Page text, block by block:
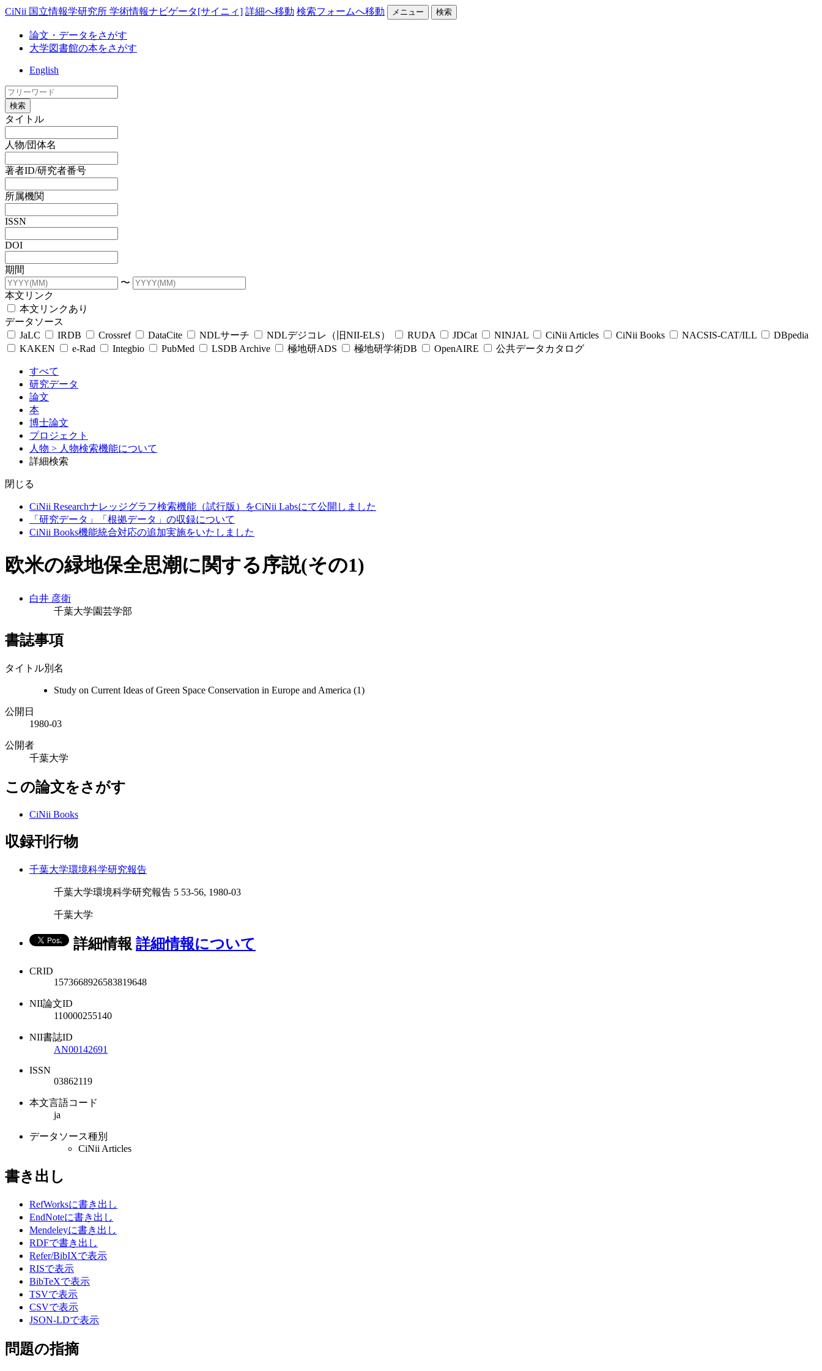
CiNii 国立情報学研究所 学術情報ナビゲータ[サイニィ] 詳細へ移動 検索フォームへ移動 メニュー 検索
論文・データをさがす
大学図書館の本をさがす
English
検索
タイトル
人物/団体名
著者ID/研究者番号
所属機関
ISSN
DOI
期間
〜
本文リンク
本文リンクあり
データソース
JaLC
IRDB Crossref DataCite NDLサーチ NDLデジコレ（旧NII-ELS） RUDA JDCat NINJAL CiNii Articles CiNii Books NACSIS-CAT/ILL
DBpedia
KAKEN
e-Rad Integbio PubMed LSDB Archive 極地研ADS 極地研学術DB OpenAIRE 公共データカタログ
すべて
研究データ
論文
本
博士論文
プロジェクト
人物 > 人物検索機能について
詳細検索
閉じる
CiNii Researchナレッジグラフ検索機能（試行版）をCiNii Labsにて公開しました
「研究データ」「根拠データ」の収録について
CiNii Books機能統合対応の追加実施をいたしました
欧米の緑地保全思潮に関する序説(その1)
白井 彦衛
千葉大学園芸学部
書誌事項
タイトル別名
Study on Current Ideas of Green Space Conservation in Europe and America (1)
公開日
1980-03
公開者
千葉大学
この論文をさがす
CiNii Books
収録刊行物
千葉大学環境科学研究報告
千葉大学環境科学研究報告 5 53-56, 1980-03
千葉大学
詳細情報 詳細情報について
CRID
1573668926583819648
NII論文ID
110000255140
NII書誌ID
AN00142691
ISSN
03862119
本文言語コード
ja
データソース種別
CiNii Articles
書き出し
RefWorksに書き出し
EndNoteに書き出し
Mendeleyに書き出し
RDFで書き出し
Refer/BibIXで表示
RISで表示
BibTeXで表示
TSVで表示
CSVで表示
JSON-LDで表示
問題の指摘